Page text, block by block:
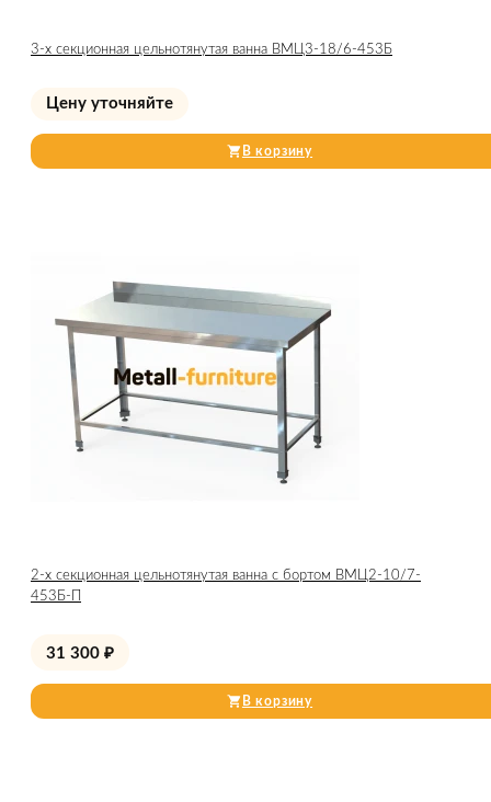
3-х секционная цельнотянутая ванна ВМЦ3-18/6-453Б
Цену уточняйте
В корзину
2-х секционная цельнотянутая ванна с бортом ВМЦ2-10/7-
453Б-П
31 300 ₽
В корзину